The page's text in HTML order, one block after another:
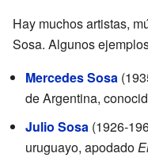
Hay muchos artistas,
Sosa. Algunos
Mercedes Sosa
de Argentina,
Julio Sosa (1926-
uruguayo, apodado